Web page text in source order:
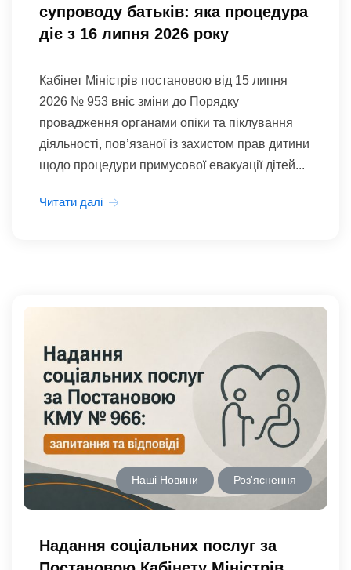
супроводу батьків: яка процедура
діє з 16 липня 2026 року
Кабінет Міністрів постановою від 15 липня
2026 № 953 вніс зміни до Порядку
провадження органами опіки та піклування
діяльності, пов’язаної із захистом прав дитини
щодо процедури примусової евакуації дітей...
Читати далі
Наші Новини Роз'яснення
Надання соціальних послуг за